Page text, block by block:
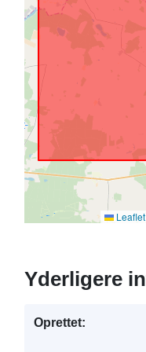
Leaflet
Yderligere
Oprettet: